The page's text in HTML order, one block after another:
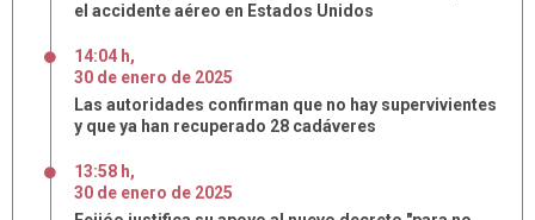
el accidente aéreo en Estados Unidos
14:04 h,
30 de enero de 2025
Las autoridades confirman que no hay supervivientes
y que ya han recuperado 28 cadáveres
13:58 h,
30 de enero de 2025